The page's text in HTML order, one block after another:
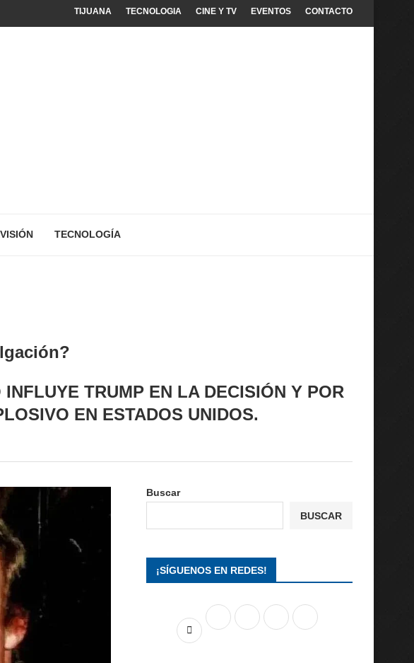
residentes legalesTIJUANA TECNOLOGIA CINE Y TV EVENTOS CONTACTO
TECNOLOGÍA
TRUMP EN LA DECISIÓN Y POR
EN ESTADOS UNIDOS.
Buscar
BUSCAR
¡SÍGUENOS EN REDES!